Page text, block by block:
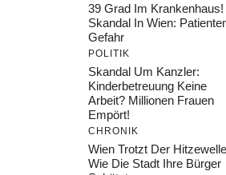
39 Grad Im Krankenhaus!
Skandal In Wien:
Gefahr
POLITIK
Skandal Um Kanzler:
Kinderbetreuung Keine
Arbeit? Millionen Frauen
Empört!
CHRONIK
Wien Trotzt Der
Wie Die Stadt Ihre Bürger